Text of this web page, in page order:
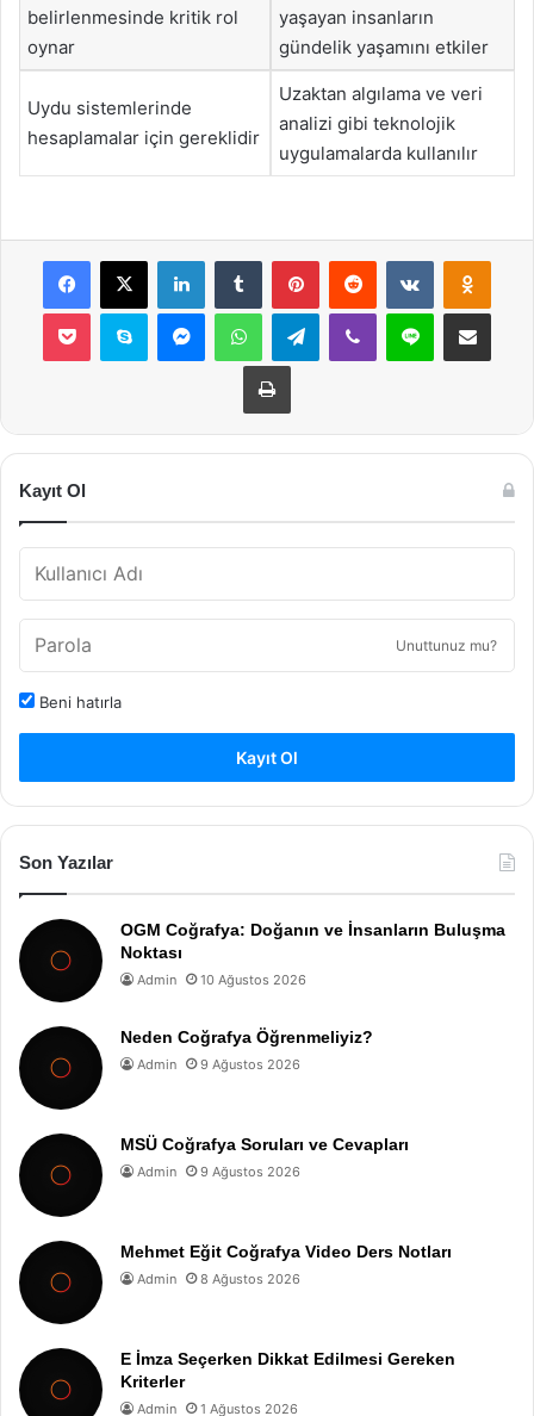
belirlenmesinde kritik rol
oynar
yaşayan insanların
gündelik yaşamını etkiler
Uydu sistemlerinde
hesaplamalar için gereklidir
Uzaktan algılama ve veri
analizi gibi teknolojik
uygulamalarda kullanılır
Facebook
X LinkedInTumblr PinterestReddit VKontakte
Pocket Skype MessengerWhatsAppTelegramViber Line E-Posta ile
Yazdır
Kayıt Ol
Unuttunuz mu?
Beni hatırla
Kayıt Ol
Son Yazılar
OGM Coğrafya: Doğanın ve İnsanların Buluşma
Noktası
Admin 10 Ağustos 2026
Neden Coğrafya Öğrenmeliyiz?
Admin 9 Ağustos 2026
MSÜ Coğrafya Soruları ve Cevapları
Admin 9 Ağustos 2026
Mehmet Eğit Coğrafya Video Ders Notları
Admin 8 Ağustos 2026
E İmza Seçerken Dikkat Edilmesi Gereken
Kriterler
Admin 1 Ağustos 2026